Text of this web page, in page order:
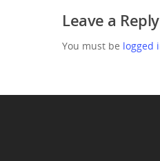
Leave a Reply
You must be logged